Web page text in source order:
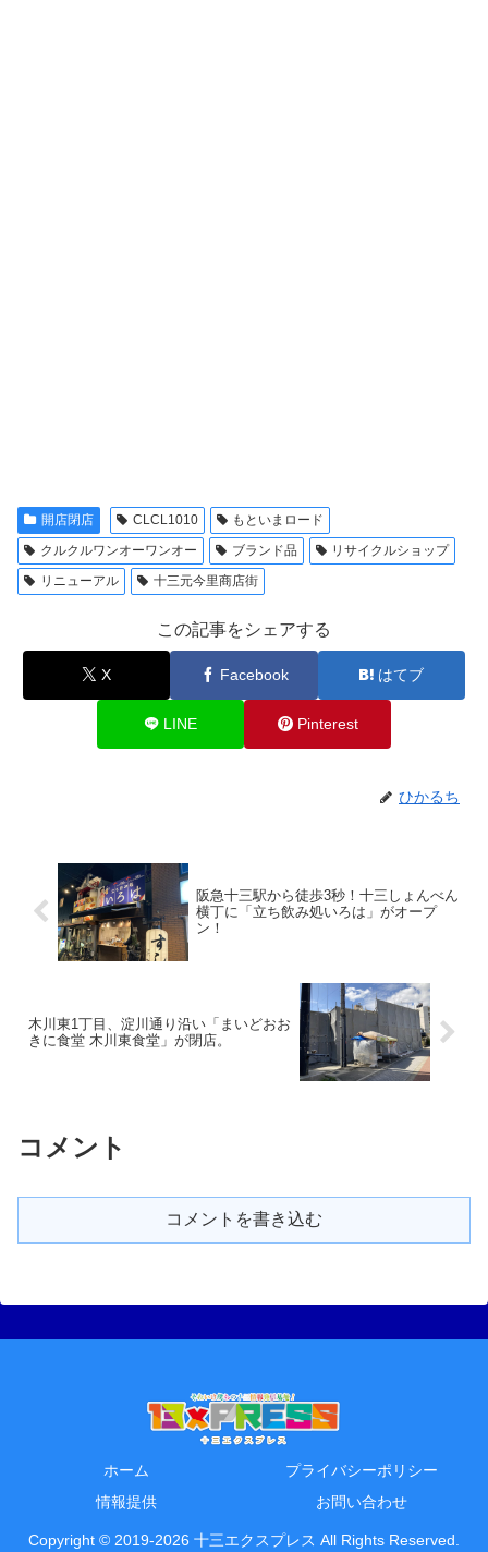
開店閉店 CLCL1010
もといまロード
クルクルワンオーワンオー
ブランド品
リサイクルショップ
リニューアル
十三元今里商店街
この記事をシェアする
X Facebook はてブ
LINE Pinterest
ひかるち
阪急十三駅から徒歩3秒！十三しょんべん
横丁に「立ち飲み処いろは」がオープ
ン！
木川東1丁目、淀川通り沿い「まいどおお
きに食堂 木川東食堂」が閉店。
コメント
コメントを書き込む
ホーム
プライバシーポリシー
情報提供
お問い合わせ
Copyright © 2019-2026 十三エクスプレス All Rights Reserved.